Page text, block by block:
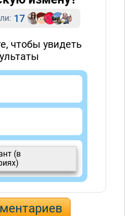
17
чтобы увидеть
(в